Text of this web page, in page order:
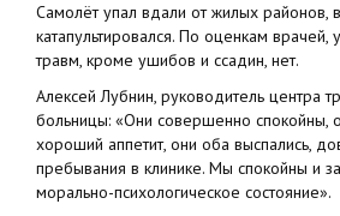
Самолёт упал вдали от жилых районов,
катапультировался. По оценкам врачей,
травм, кроме ушибов и ссадин, нет.
Алексей Лубнин, руководитель центра
больницы: «Они совершенно спокойны,
хороший аппетит, они оба выспались,
пребывания в клинике. Мы спокойны и
морально-психологическое состояние».